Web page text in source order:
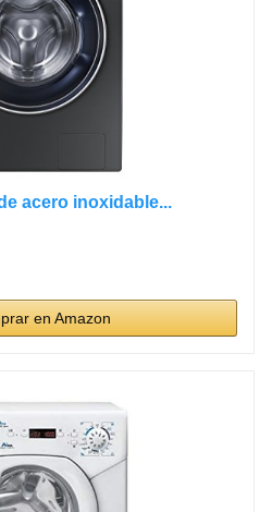
acero inoxidable...
en Amazon